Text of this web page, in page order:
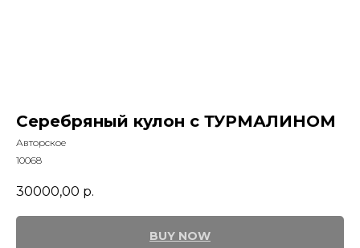
Серебряный кулон с ТУРМАЛИНОМ
Авторское
10068
30000,00 р.
BUY NOW